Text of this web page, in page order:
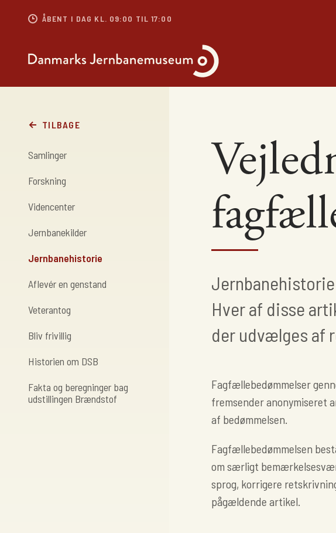
ÅBENT I DAG KL. 09:00 TIL 17:00
TILBAGE
Samlinger
Forskning
Videncenter
Jernbanekilder
Jernbanehistorie
Aflevér en genstand
Veterantog
Bliv frivillig
Historien om DSB
Fakta og beregninger bag
udstillingen Brændstof
Hver af disse
der udvælges af
Fagfællebedømmelser
fremsender anonymiseret
af bedømmelsen.
Fagfællebedømmelsen
om særligt
sprog, korrigere
pågældende artikel.